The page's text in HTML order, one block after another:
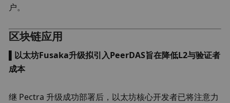
户。
区块链应用
以太坊Fusaka升级拟引入PeerDAS旨在降低L2与验证者
成本
继 Pectra 升级成功部署后，以太坊核心开发者已将注意力